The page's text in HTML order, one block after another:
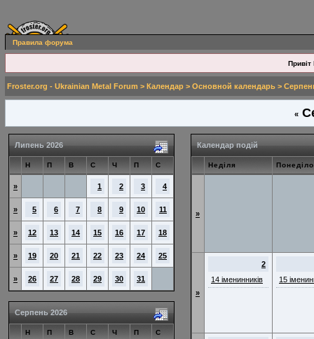
Правила форума
Привіт
Froster.org - Ukrainian Metal Forum > Календар > Основной календарь >
«
Липень 2026
Н П В С Ч П С
» 1 2 3 4
» 5 6 7 8 9 10 11
» 12 13 14 15 16 17 18
» 19 20 21 22 23 24 25
» 26 27 28 29 30 31
Серпень 2026
Н П В С Ч П С
Календар подій
Неділя
»
»
2
14 іменинників
15